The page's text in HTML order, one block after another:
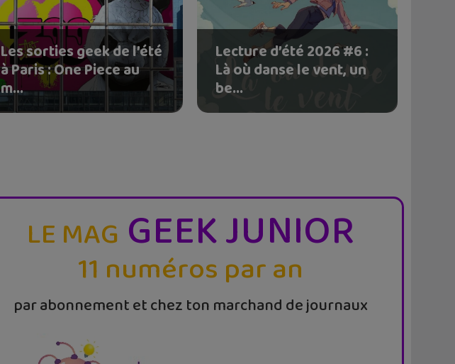
Les sorties geek de l’été
à Paris : One Piece au
m...
Lecture d’été 2026 #6 :
Là où danse le vent, un
be...
LE MAG GEEK JUNIOR
11 numéros par an
par abonnement et chez ton marchand de journaux